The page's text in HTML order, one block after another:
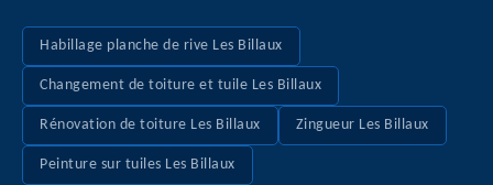
Habillage planche de rive Les Billaux
Changement de toiture et tuile Les Billaux
Rénovation de toiture Les Billaux Zingueur Les Billaux
Peinture sur tuiles Les Billaux